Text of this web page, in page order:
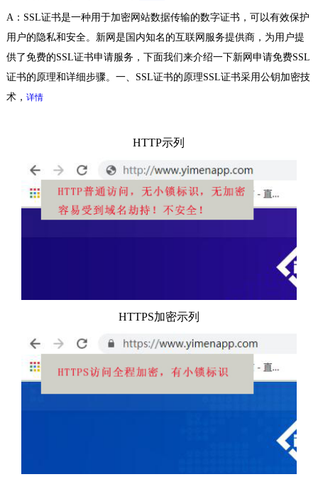
A：SSL证书是一种用于加密网站数据传输的数字证书，可以有效保护
用户的隐私和安全。新网是国内知名的互联网服务提供商，为用户提
供了免费的SSL证书申请服务，下面我们来介绍一下新网申请免费SSL
证书的原理和详细步骤。一、SSL证书的原理SSL证书采用公钥加密技
术， 详情
HTTP示列
HTTPS加密示列